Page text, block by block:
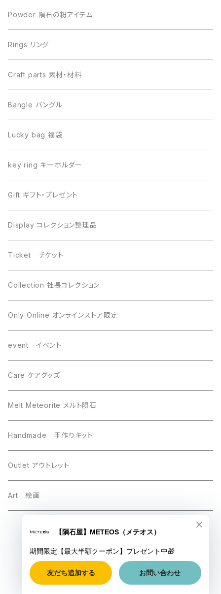
Sericho セリコ
Libyan desert glass リビアングラス
Canyon Diablo キャニオンディアブロ
Imilac イミラック
Henbury ヘンブリー
Dronino ドロニノ
Moldavite モルダバイト
Seymchan セイムチャン
WireWrapping ワイヤーラッピング
Gebel Kamil ゲベルカミル
Mundrabilla マンドラビラ
Saint-Aubin サントーバン
Sikhote-Alin シホーテアリン
others その他
Uruacu ウルアク
Brahin ブラヒン
Chinga チンガ―
Esquel エスケル
Baja California バハカリフォルニア
Muonionalusta ムオニオナルスタ
Henbury ヘンブリー
Sericho セリコ
Libyan desert glass リビアングラス
Seymchan セイムチャン
Imilac イミラック
Moldavite モルダバイト
Dronino ドロニノ
Brahin ブラヒン
Uruacu ウルアク
Canyon Diablo キャニオンディアブロ
Agoudal アグダル
Chelyabinsk チェリャビンスク
Mundrabilla マンドラビラ
Chinga チンガー
Taza タザ
Gebel Kamil ゲベルカミル
Mars 火星
Sikhote-Alin シホーテアリン
ビーズ単品
Powder 隕石の粉アイテム
Rings リング
Craft parts 素材・材料
Bangle バングル
Lucky bag 福袋
key ring キーホルダー
Gift ギフト・プレゼント
Display コレクション整理品
Ticket チケット
Collection 社長コレクション
Only Online オンラインストア限定
event イベント
Care ケアグッズ
Melt Meteorite メルト隕石
Handmade 手作りキット
Outlet アウトレット
Art 絵画
Powered by